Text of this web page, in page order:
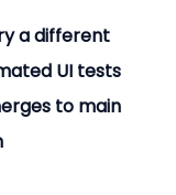
a different
UI tests
to main